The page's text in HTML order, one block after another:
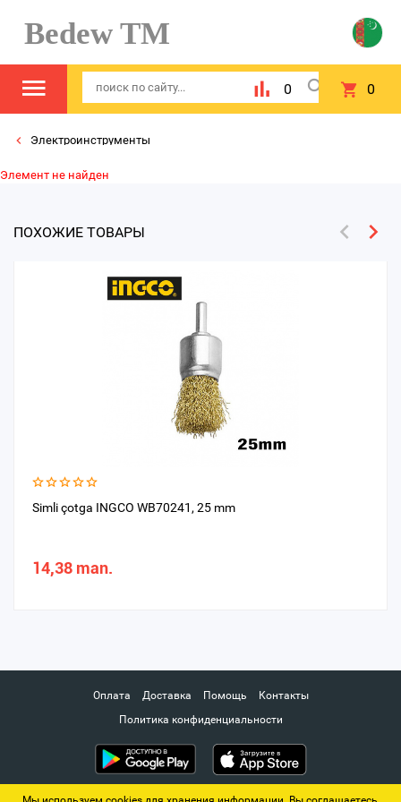
Bedew TM
0 0
Электроинструменты
Элемент не найден
ПОХОЖИЕ ТОВАРЫ
Simli çotga INGCO WB70241, 25 mm
14,38 man.
Оплата Доставка Помощь
Контакты
Политика конфиденциальности